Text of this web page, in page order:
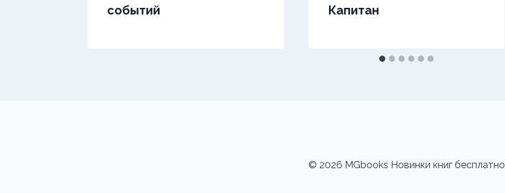
событий
Капитан
© 2026 MGbooks Новинки книг бесплатно